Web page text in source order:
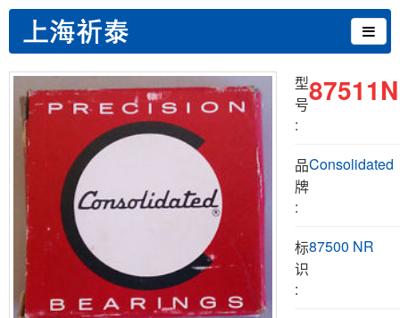
型
号
:
品
牌
:
Consolidated
标
识
:
87500 NR